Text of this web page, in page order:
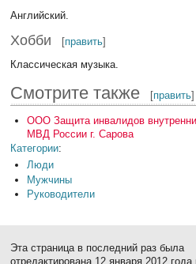
Английский.
Хобби [править]
Классическая музыка.
Смотрите также [править]
ООО Защита инвалидов
МВД России г. Сарова
Категории:
Люди
Мужчины
Руководители
Эта страница в последний раз была
отредактирована 12 января 2012 года